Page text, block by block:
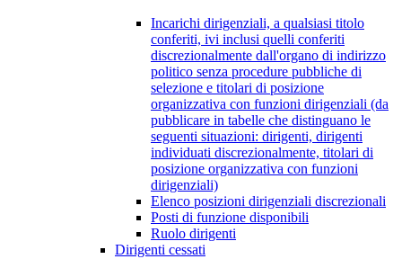
Incarichi dirigenziali, a qualsiasi titolo
conferiti, ivi inclusi quelli conferiti
discrezionalmente dall'organo di indirizzo
politico senza procedure pubbliche di
selezione e titolari di posizione
organizzativa con funzioni dirigenziali (da
pubblicare in tabelle che distinguano le
seguenti situazioni: dirigenti, dirigenti
individuati discrezionalmente, titolari di
posizione organizzativa con funzioni
dirigenziali)
Elenco posizioni dirigenziali discrezionali
Posti di funzione disponibili
Ruolo dirigenti
Dirigenti cessati